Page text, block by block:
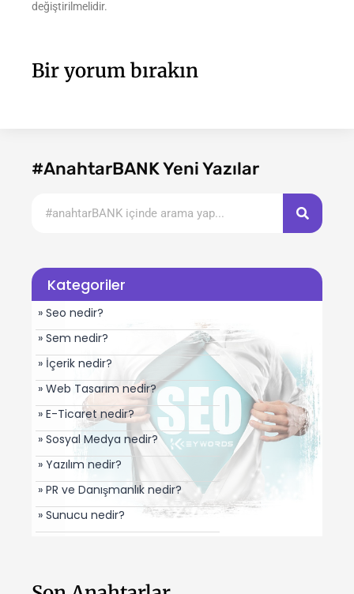
değiştirilmelidir.
Bir yorum bırakın
#AnahtarBANK Yeni Yazılar
Kategoriler
» Seo nedir?
» Sem nedir?
» İçerik nedir?
» Web Tasarım nedir?
» E-Ticaret nedir?
» Sosyal Medya nedir?
» Yazılım nedir?
» PR ve Danışmanlık nedir?
» Sunucu nedir?